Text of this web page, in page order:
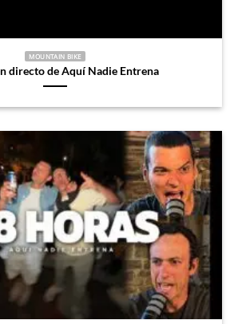
MOUNTAIN BIKE
directo de Aquí Nadie Entrena